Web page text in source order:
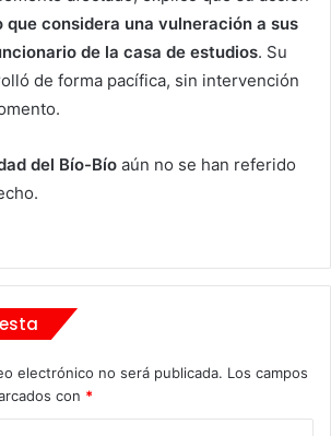
que considera una vulneración a sus
de la casa de estudios. Su
de forma pacífica, sin intervención
del Bío-Bío aún no se han referido
electrónico no será publicada. Los campos
con *